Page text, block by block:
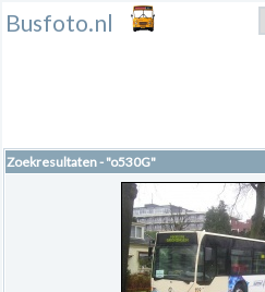
Busfoto.nl
Zoekresultaten - "o530G"